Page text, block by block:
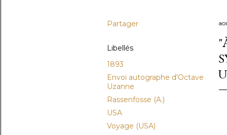
Partager
Libellés
1893
Envoi autographe d'Octave
Uzanne
Rassenfosse (A.)
USA
Voyage (USA)